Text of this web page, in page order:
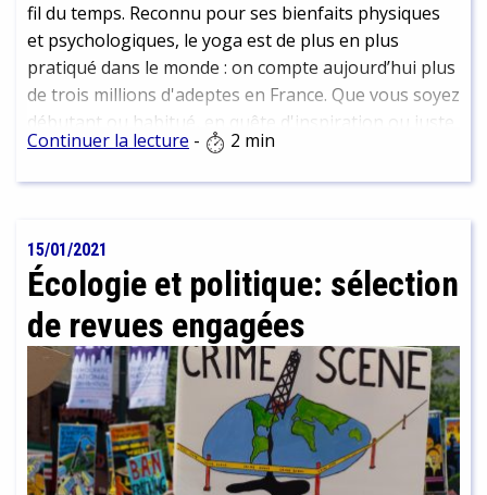
fil du temps. Reconnu pour ses bienfaits physiques
et psychologiques, le yoga est de plus en plus
pratiqué dans le monde : on compte aujourd’hui plus
de trois millions d'adeptes en France. Que vous soyez
débutant ou habitué, en quête d'inspiration ou juste
curieux, découvrez notre sélection de revues
disponibles en ligne et en bibliothèque.
Continuer la lecture - 2 min
15/01/2021
Écologie et politique: sélection
de revues engagées